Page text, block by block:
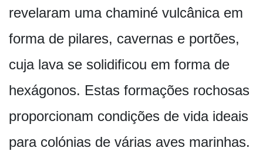
revelaram uma chaminé vulcânica em
forma de pilares, cavernas e portões,
cuja lava se solidificou em forma de
hexágonos. Estas formações rochosas
proporcionam condições de vida ideais
para colónias de várias aves marinhas.